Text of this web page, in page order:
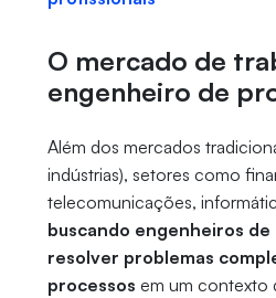
O mercado de
engenheiro de
Além dos mercados
indústrias), setores como
telecomunicações,
buscando engenheiros de
resolver problemas
processos em um contexto